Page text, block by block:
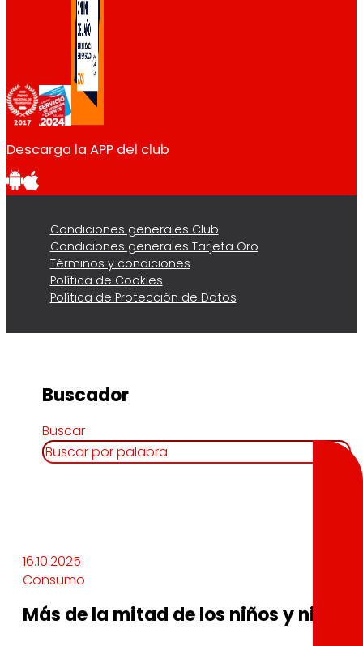
Descarga la APP del club
Condiciones generales Club
Condiciones generales Tarjeta Oro
Términos y condiciones
Política de Cookies
Política de Protección de Datos
Buscador
Buscar
16.10.2025
Consumo
Más de la mitad de los niños y niñas